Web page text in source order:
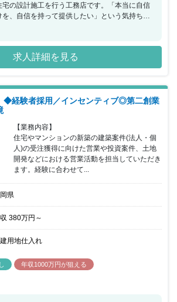
宅の設計施工を行う工務店です。「本当に自信
、自信を持って提供したい」という気持ちを
ランナーが、お客さまの家づくりのサポート
のサポートまで、お客さまと「マン・ツー・
とにこだわっています。一人のハウスプランナ
引き継ぎなしで担当することで、しっかりと
す。今回、業績向上にともない、新たに不動
することとなりました。年間の不動産売買件
です。休日は、水曜日＋日曜日・祝日となって
とができ仕事とプライベートを充実させること
思いとお客さまのご要望を反映させて納得のい
う熱意の持った方、またこれまでの不動産営業
たいという方をお待ちしてます。また、環境コ
開発による街並みづくりも行っており、 地域へ
感じられる仕事です。
求人詳細を見る
◆経験者採用／インセンティブ◎第二創業
【業務内容】
住宅やマンションの新築の建築案件(法人・個
人)の受注獲得に向けた営業や投資案件、土地
開発などにおける営業活動を担当していただき
ます。経験に合わせて...
県
380万円 ～
用地仕入れ
年収1000万円が狙える